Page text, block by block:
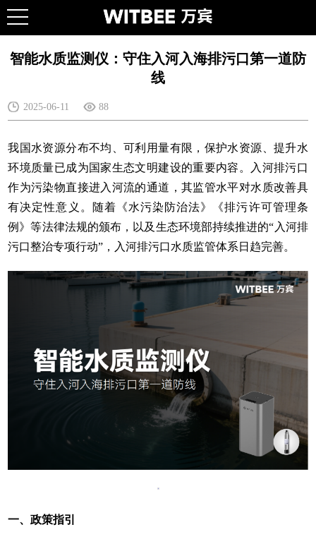
智能水质监测仪：守住入河入海排污口第一道防
线
2025-06-11 88
我国水资源分布不均、可利用量有限，保护水资源、提升水
环境质量已成为国家生态文明建设的重要内容。入河排污口
作为污染物直接进入河流的通道，其监管水平对水质改善具
有决定性意义。随着《水污染防治法》《排污许可管理条
例》等法律法规的颁布，以及生态环境部持续推进的“入河排
污口整治专项行动”，入河排污口水质监管体系日趋完善。
一、政策指引